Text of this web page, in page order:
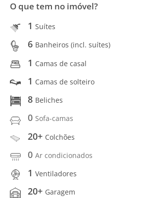
O que tem no imóvel?
1 Suítes
6 Banheiros (incl. suítes)
1 Camas de casal
1 Camas de solteiro
8 Beliches
0 Sofa-camas
20+ Colchões
0 Ar condicionados
1 Ventiladores
20+ Garagem